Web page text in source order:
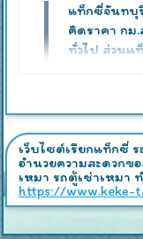
แท็กซี่จันทบุ
คิดราคา กม
ทั่วไป ส่วนแ
200 บาท เ
ในกรณีที่ท่า
ทีมงานของเ
สื่อสารที่ทันส
ที่สุดไปให้บริ
เว็บไซต์เรียกแท็กซี่
อำนวยความสะดวกข
เหมา รถตู้เช่าเหมา
https://www.keke-